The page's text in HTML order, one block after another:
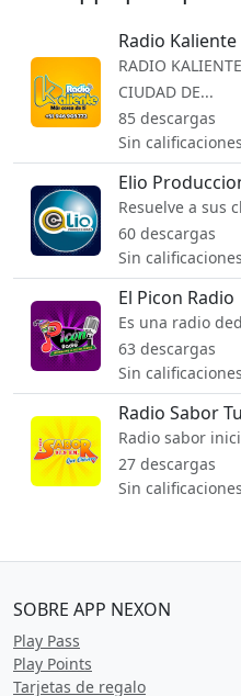
Radio Kaliente
RADIO
CIUDAD DE...
85 descargas
Sin calificaciones
Elio
Resuelve a sus
60 descargas
Sin calificaciones
El Picon Radio
Es una radio
63 descargas
Sin calificaciones
Radio Sabor
Radio sabor
27 descargas
Sin calificaciones
SOBRE APP NEXON
Play Pass
Play Points
Tarjetas de regalo